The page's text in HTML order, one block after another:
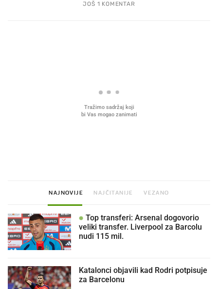
JOŠ 1 KOMENTAR
NAJNOVIJE NAJČITANIJE VEZANO
Top transferi: Arsenal dogovorio
veliki transfer. Liverpool za Barcolu
nudi 115 mil.
Katalonci objavili kad Rodri potpisuje
za Barcelonu